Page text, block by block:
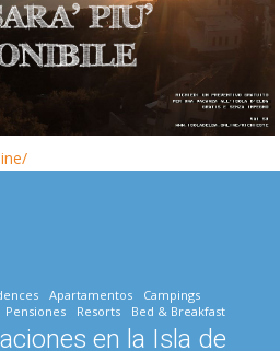
Apartamentos
Campings
Pensiones Resorts Bed & Breakfast
en la Isla de